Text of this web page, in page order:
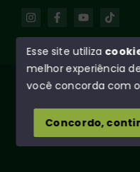
Olá!
© Copyright 2026 - Rei
SITE PARA IMOBILIARIA
Esse site utiliza
melhor experiência
você concorda com
Concordo,